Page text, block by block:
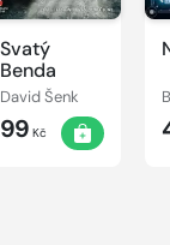
Svatý
Benda
David Šenk
99 Kč